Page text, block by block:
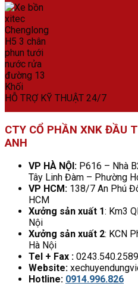
HỖ TRỢ KỸ THUẬT 24/7
CTY CỔ PHẦN XNK ĐẦU
ANH
VP HÀ NỘI: P616 – Nhà
Tây Linh Đàm – Phường
VP HCM: 138/7 An Phú
HCM
Xưởng sản xuất 1: Km3
Nội
Xưởng sản xuất 2: KCN
Hà Nội
Tel + Fax : 0243.540.2589
Website:
Hotline: 0914.996.826